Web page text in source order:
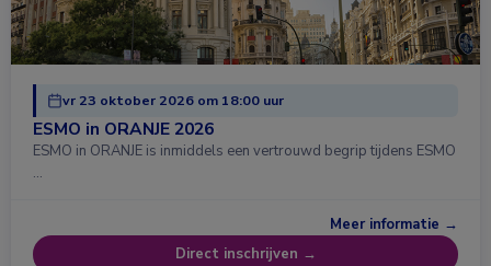
vr 23 oktober 2026 om 18:00 uur
ESMO in ORANJE 2026
ESMO in ORANJE is inmiddels een vertrouwd begrip tijdens ESMO
…
Meer informatie →
Direct inschrijven →